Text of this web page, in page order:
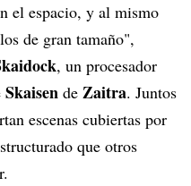
el espacio, y al mismo
de gran tamaño",
, un procesador
Skaisen de Zaitra. Juntos
escenas cubiertas por
que otros